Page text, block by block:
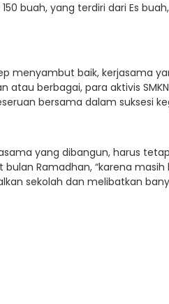
buah, yang terdiri dari Es
menyambut baik, kerjasama
atau berbagai, para aktivis
bersama dalam suksesi
yang dibangun, harus
Ramadhan, “karena masih
sekolah dan melibatkan